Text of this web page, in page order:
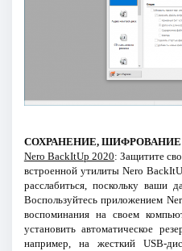
СОХРАНЕНИЕ,
Nero BackItUp 2020: Защитите
встроенной утилиты Nero
расслабиться, поскольку ваши
Воспользуйтесь приложением
воспоминания на своем
установить автоматическое
например, на жесткий USB-